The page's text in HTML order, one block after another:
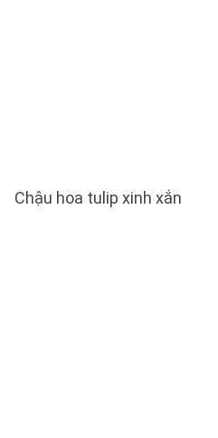
Chậu hoa tulip xinh xắn